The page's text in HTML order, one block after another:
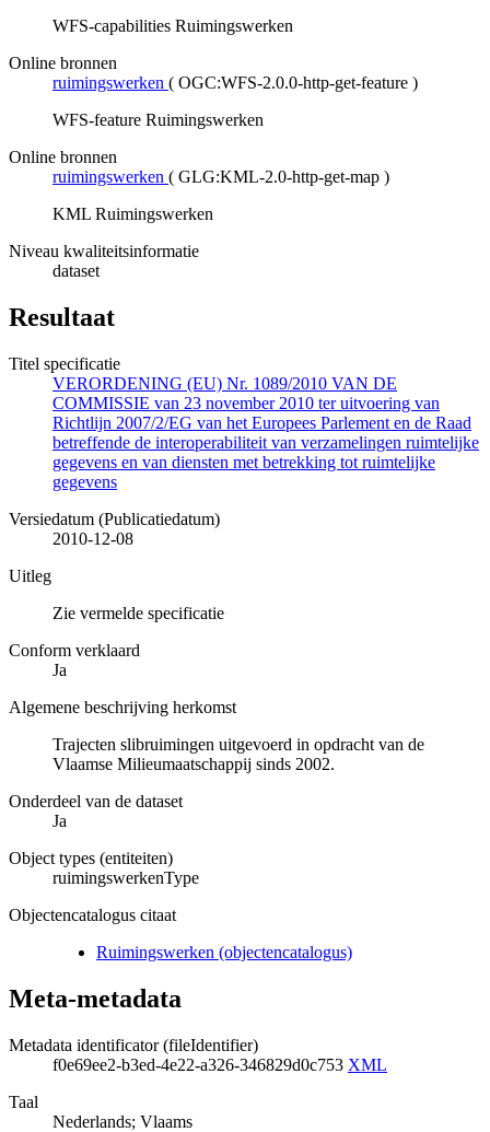
WFS-capabilities Ruimingswerken
Online bronnen
ruimingswerken ( OGC:WFS-2.0.0-http-get-feature )
WFS-feature Ruimingswerken
Online bronnen
ruimingswerken ( GLG:KML-2.0-http-get-map )
KML Ruimingswerken
Niveau kwaliteitsinformatie
dataset
Resultaat
Titel specificatie
VERORDENING (EU) Nr. 1089/2010 VAN DE
COMMISSIE van 23 november 2010 ter uitvoering van
Richtlijn 2007/2/EG van het Europees Parlement en de Raad
betreffende de interoperabiliteit van verzamelingen ruimtelijke
gegevens en van diensten met betrekking tot ruimtelijke
gegevens
Versiedatum (Publicatiedatum)
2010-12-08
Uitleg
Zie vermelde specificatie
Conform verklaard
Ja
Algemene beschrijving herkomst
Trajecten slibruimingen uitgevoerd in opdracht van de
Vlaamse Milieumaatschappij sinds 2002.
Onderdeel van de dataset
Ja
Object types (entiteiten)
ruimingswerkenType
Objectencatalogus citaat
Ruimingswerken (objectencatalogus)
Meta-metadata
Metadata identificator (fileIdentifier)
f0e69ee2-b3ed-4e22-a326-346829d0c753 XML
Taal
Nederlands; Vlaams